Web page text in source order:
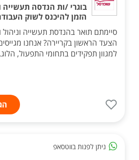
בוגרי /ות הנדסה תעשייה
הזמן להיכנס לשוק
סיימתם תואר בהנדסת תעשייה
הצעד הראשון בקריירה? אנחנו מגייסים
למגוון תפקידים בתחומי התפעול,
ניתן לפנות בווטסאפ